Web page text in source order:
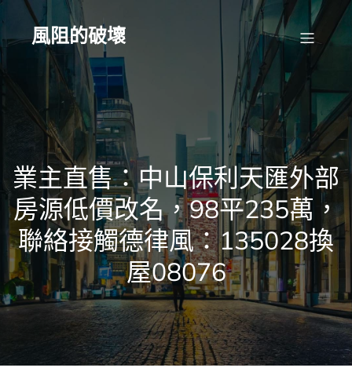
Skip
content風阻的破壞
業主直售：中山保利天匯外部
房源低價改名，98平235萬，
聯絡接觸德律風：135028換
屋08076